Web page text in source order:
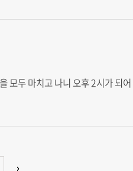
모두 마치고 나니 오후 2시가 되어